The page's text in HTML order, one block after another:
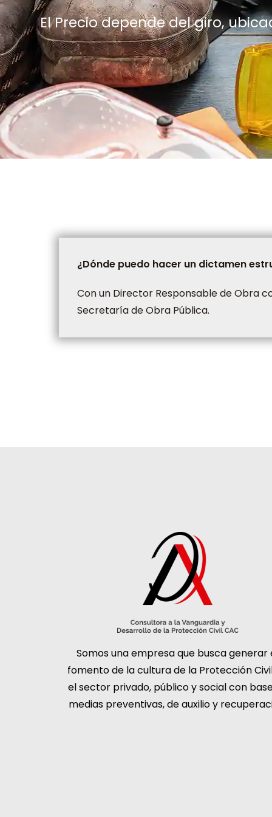
El Precio depende del giro,
¿Dónde puedo hacer un dictamen
Con un Director Responsable de Obra
Secretaría de Obra Pública.
Somos una empresa que busca generar
fomento de la cultura de la Protección
el sector privado, público y social con
medias preventivas, de auxilio y